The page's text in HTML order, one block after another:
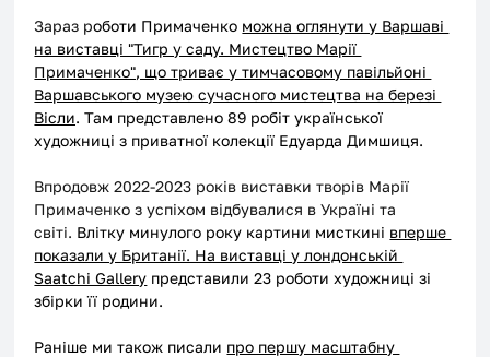
Зараз роботи Примаченко можна оглянути у Варшаві
на виставці "Тигр у саду. Мистецтво Марії
Примаченко", що триває у тимчасовому павільйоні
Варшавського музею сучасного мистецтва на березі
Вісли. Там представлено 89 робіт української
художниці з приватної колекції Едуарда Димшиця.
Впродовж 2022-2023 років виставки творів Марії
Примаченко з успіхом відбувалися в Україні та
світі. Влітку минулого року картини мисткині вперше
показали у Британії. На виставці у лондонській
Saatchi Gallery представили 23 роботи художниці зі
збірки її родини.
Раніше ми також писали про першу масштабну